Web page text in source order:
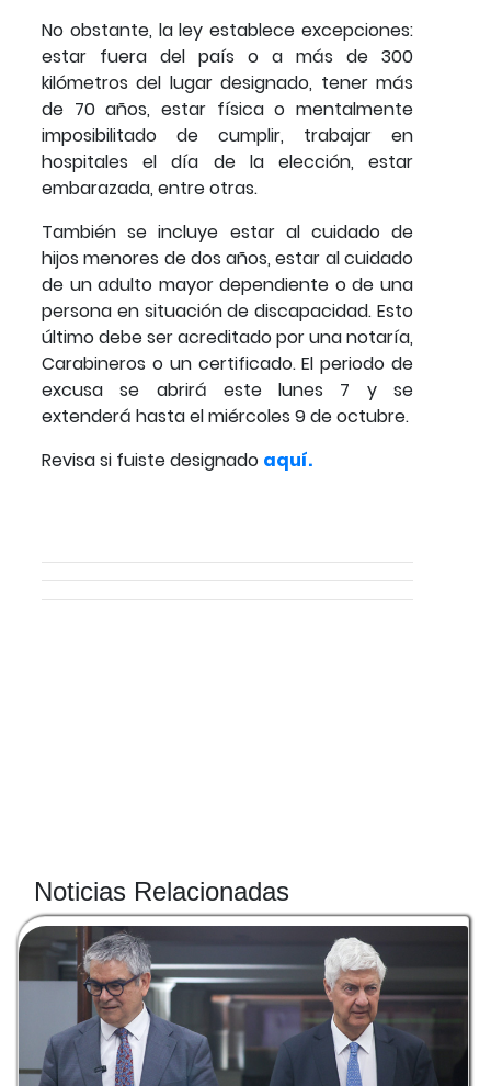
No obstante, la ley establece excepciones:
estar fuera del país o a más de 300
kilómetros del lugar designado, tener más
de 70 años, estar física o mentalmente
imposibilitado de cumplir, trabajar en
hospitales el día de la elección, estar
embarazada, entre otras.
También se incluye estar al cuidado de
hijos menores de dos años, estar al cuidado
de un adulto mayor dependiente o de una
persona en situación de discapacidad. Esto
último debe ser acreditado por una notaría,
Carabineros o un certificado. El periodo de
excusa se abrirá este lunes 7 y se
extenderá hasta el miércoles 9 de octubre.
Revisa si fuiste designado aquí.
Noticias Relacionadas